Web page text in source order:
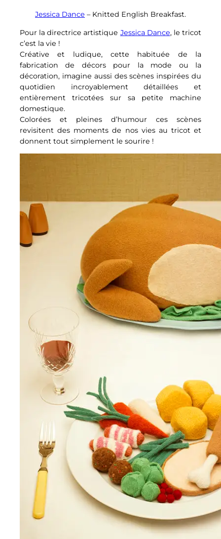
Jessica Dance – Knitted English Breakfast.
Pour la directrice artistique Jessica Dance, le tricot
c’est la vie !
Créative et ludique, cette habituée de la
fabrication de décors pour la mode ou la
décoration, imagine aussi des scènes inspirées du
quotidien incroyablement détaillées et
entièrement tricotées sur sa petite machine
domestique.
Colorées et pleines d’humour ces scènes
revisitent des moments de nos vies au tricot et
donnent tout simplement le sourire !